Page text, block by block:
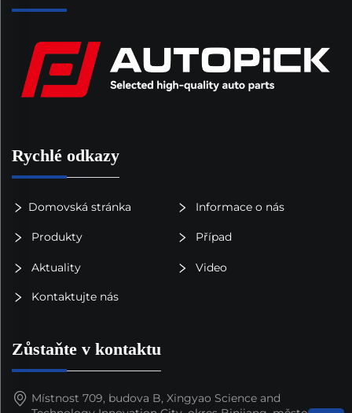
Rychlé odkazy
Domovská stránka Informace o nás
Produkty Případ
Aktuality Video
Kontaktujte nás
Zůstaňte v kontaktu
Místnost 709, budova B, Xingyao Science and